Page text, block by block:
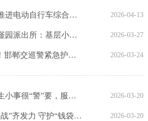
邯郸交巡警全力推进电动自行车综合治理 2026-04-13
邯山区公安分局滏园派出所：基层小事暖人心 群众小事零懈怠 2026-03-27
两场“生命接力”！邯郸交巡警紧急护送为生命抢时间 2026-03-24
磁县公安局：民生小事很“警”要，服务群众暖民心 2026-03-20
涉县公安局：“三战”齐发力 守护“钱袋子” 2026-03-20